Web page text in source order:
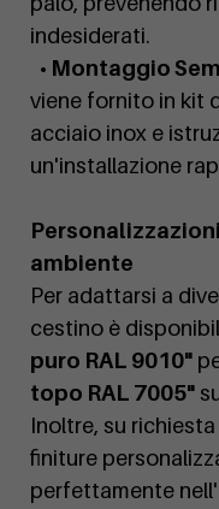
indesiderati.
• Montaggio
viene fornito in kit
acciaio inox e
un'installazione
ambiente
Per adattarsi a
cestino è
puro RAL 9010"
topo RAL 7005"
Inoltre, su
finiture
perfettamente